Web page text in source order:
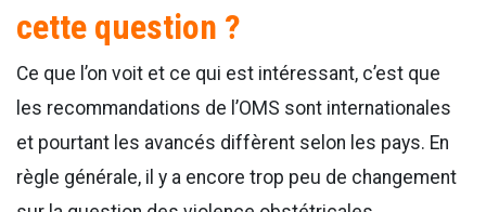
cette question ?
Ce que l’on voit et ce qui est intéressant, c’est que
les recommandations de l’OMS sont internationales
et pourtant les avancés diffèrent selon les pays. En
règle générale, il y a encore trop peu de changement